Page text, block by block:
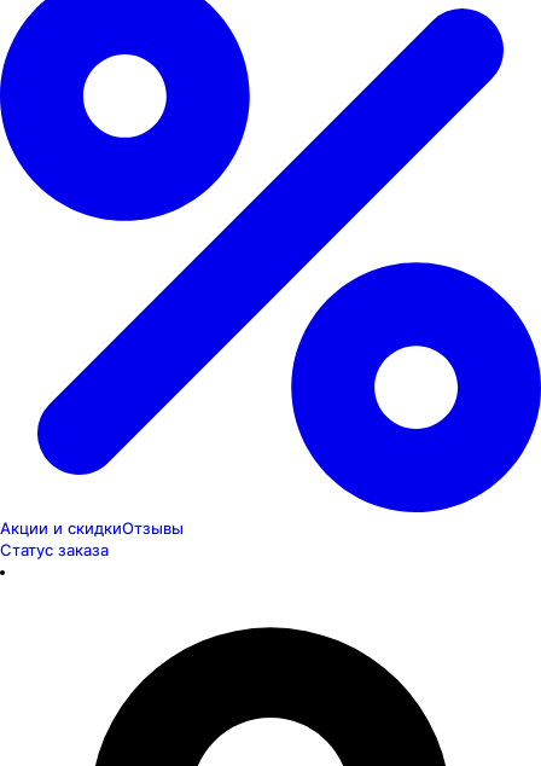
Акции и скидкиОтзывы
Статус заказа